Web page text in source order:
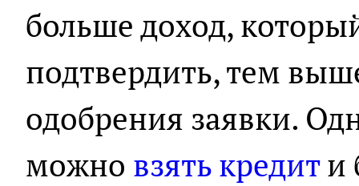
больше доход,
подтвердить, тем
одобрения заявки.
можно взять кредити